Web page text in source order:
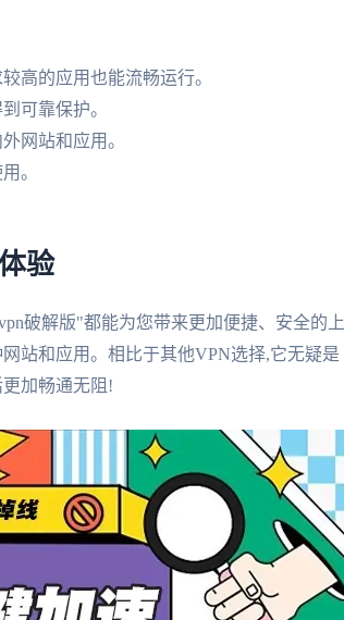
高的应用也能流畅运行。
可靠保护。
网站和应用。
。
验
破解版"都能为您带来更加便捷、安全的上
站和应用。相比于其他VPN选择,它无疑是
加畅通无阻!